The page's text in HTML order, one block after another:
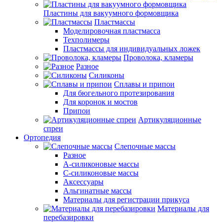
Пластины для вакуумного формовщика
Пластмассы
Моделировочная пластмасса
Техполимеры
Пластмассы для индивидуальных ложек
Проволока, кламеры
Разное
Силиконы
Сплавы и припои
Для бюгельного протезирования
Для коронок и мостов
Припои
Артикуляционные
спреи
Ортопедия
Слепочные массы
Разное
А-силиконовые массы
С-силиконовые массы
Аксессуары
Альгинатные массы
Материалы для регистрации прикуса
Материалы для
перебазировки